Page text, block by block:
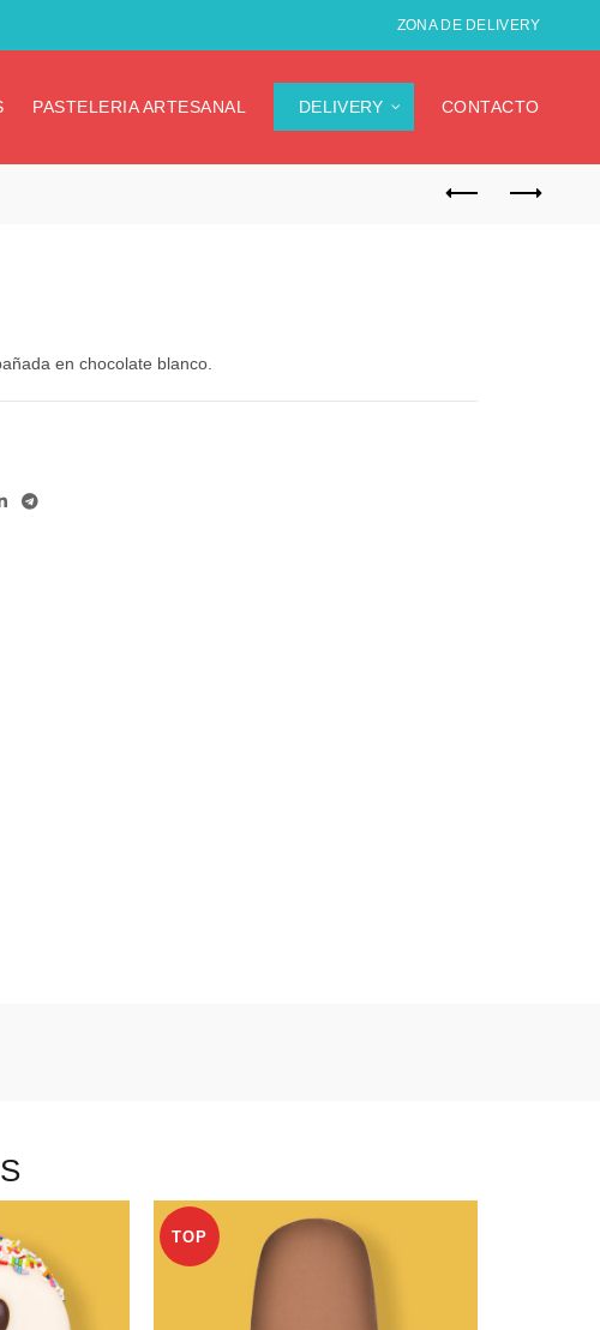
ZONA DE DELIVERY
PASTELERIA ARTESANAL DELIVERY CONTACTO
en chocolate blanco.
TOP